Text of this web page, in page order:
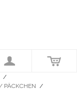
/
PÄCKCHEN /